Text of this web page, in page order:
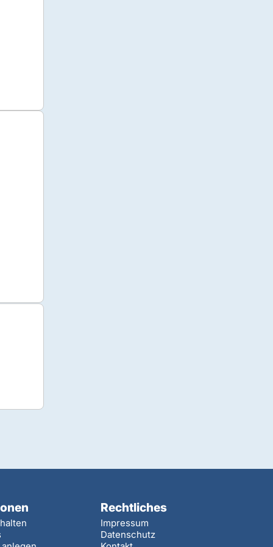
Rechtliches
Impressum
Datenschutz